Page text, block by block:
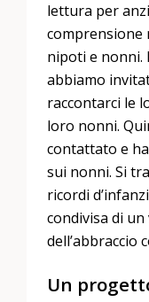
lettura per
comprensione
nipoti e nonni.
abbiamo
raccontarci le
loro nonni.
contattato e
sui nonni. Si
ricordi
condivisa di
dell’abbraccio
Un